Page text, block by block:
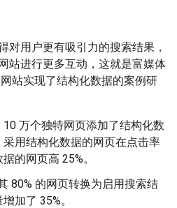
对用户更有吸引力的搜索结果，
站进行更多互动，这就是富媒体
站实现了结构化数据的案例研
10 万个独特网页添加了结构化数
用结构化数据的网页在点击率
的网页高 25%。
80% 的网页转换为启用搜索结
加了 35%。